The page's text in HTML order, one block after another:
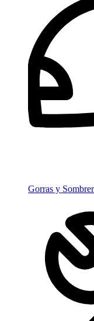
Gorras y